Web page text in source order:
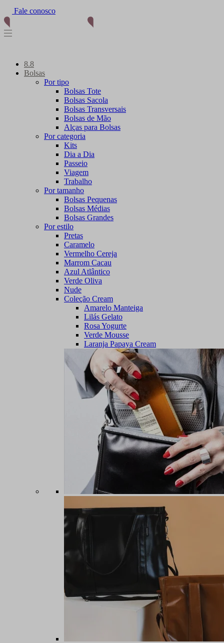
(11) 96012-2976
8.8
Bolsas
Por tipo
Bolsas Tote
Bolsas Sacola
Bolsas Transversais
Bolsas de Mão
Alças para Bolsas
Por categoria
Kits
Dia a Dia
Passeio
Viagem
Trabalho
Por tamanho
Bolsas Pequenas
Bolsas Médias
Bolsas Grandes
Por estilo
Pretas
Caramelo
Vermelho Cereja
Marrom Cacau
Azul Atlântico
Verde Oliva
Nude
Coleção Cream
Amarelo Manteiga
Lilás Gelato
Rosa Yogurte
Verde Mousse
Laranja Papaya Cream